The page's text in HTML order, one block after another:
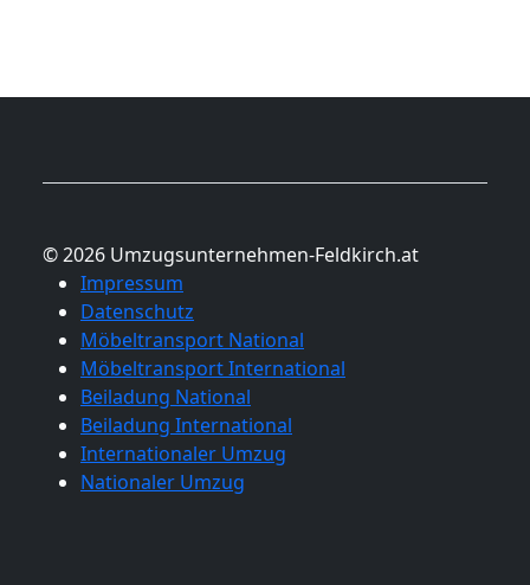
© 2026 Umzugsunternehmen-Feldkirch.at
Impressum
Datenschutz
Möbeltransport National
Möbeltransport International
Beiladung National
Beiladung International
Internationaler Umzug
Nationaler Umzug